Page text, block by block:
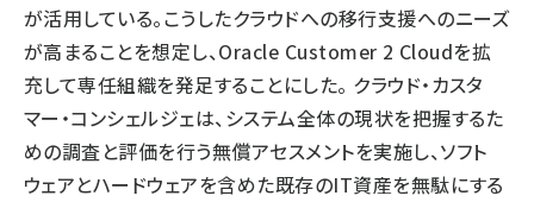
が活用している。こうしたクラウドへの移行支援へのニーズ
が高まることを想定し、Oracle Customer 2 Cloudを拡
充して専任組織を発足することにした。 クラウド・カスタ
マー・コンシェルジェは、システム全体の現状を把握するた
めの調査と評価を行う無償アセスメントを実施し、ソフト
ウェアとハードウェアを含めた既存のIT資産を無駄にする